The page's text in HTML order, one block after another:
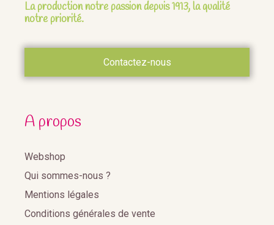
La production notre passion depuis 1913, la qualité
notre priorité.
Contactez-nous
A propos
Webshop
Qui sommes-nous ?
Mentions légales
Conditions générales de vente